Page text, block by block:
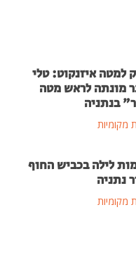
למטה איזנקוט: טלי
מונתה לראש מטה
בנתניה
מקומיות
לילה בכביש החוף
נתניה
מקומיות